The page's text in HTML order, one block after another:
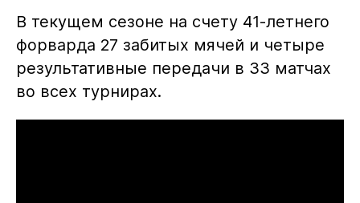
В текущем сезоне на счету 41-летнего
форварда 27 забитых мячей и четыре
результативные передачи в 33 матчах
во всех турнирах.